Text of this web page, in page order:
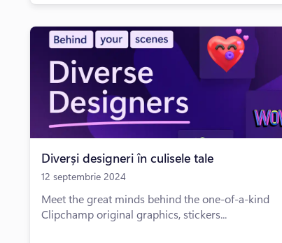
Diverși designeri în culisele tale
12 septembrie 2024
Meet the great minds behind the one-of-a-kind
Clipchamp original graphics, stickers...